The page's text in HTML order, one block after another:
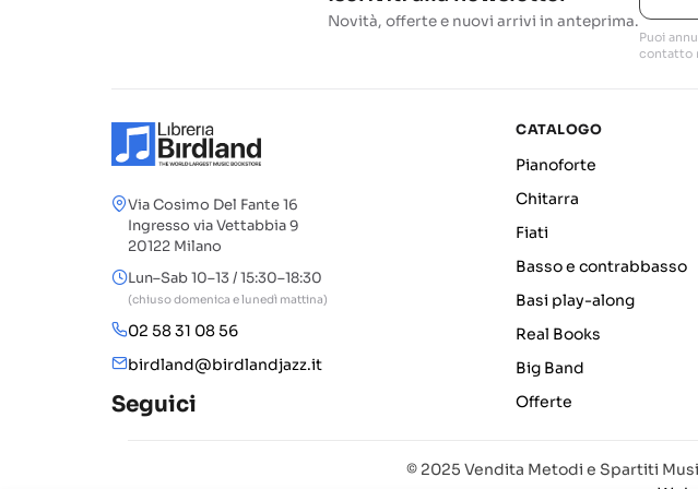
Novità, offerte e nuovi arrivi in anteprima.
Puoi
contatto
Via Cosimo Del Fante 16
Ingresso via Vettabbia 9
20122 Milano
Lun–Sab 10–13 / 15:30–18:30
(chiuso domenica e lunedì mattina)
02 58 31 08 56
birdland@birdlandjazz.it
Seguici
CATALOGO
Pianoforte
Chitarra
Fiati
Basso e contrabbasso
Basi play-along
Real Books
Big Band
Offerte
© 2025 Vendita Metodi e Spartiti